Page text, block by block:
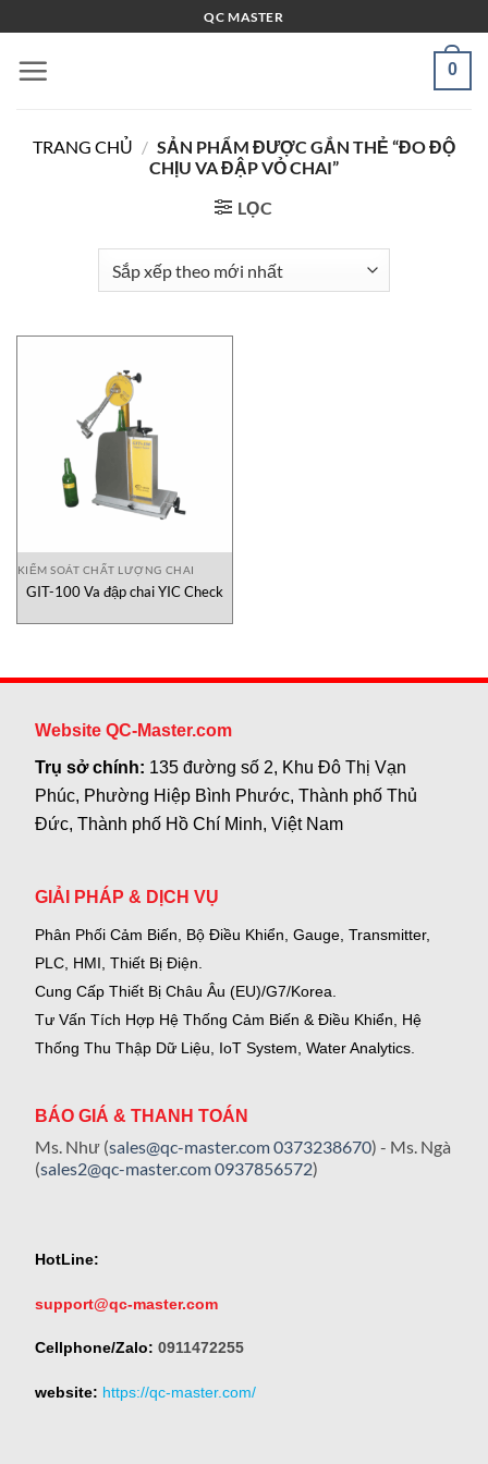
qua
nội
QC MASTER
0
TRANG CHỦ / SẢN PHẨM ĐƯỢC GẮN THẺ “ĐO ĐỘ
CHỊU VA ĐẬP VỎ CHAI”
LỌC
KIỂM SOÁT CHẤT LƯỢNG CHAI
GIT-100 Va đập chai YIC Check
Website QC-Master.com
Trụ sở chính: 135 đường số 2, Khu Đô Thị Vạn
Phúc, Phường Hiệp Bình Phước, Thành phố Thủ
Đức, Thành phố Hồ Chí Minh, Việt Nam
GIẢI PHÁP & DỊCH VỤ
Phân Phối Cảm Biến, Bộ Điều Khiển, Gauge, Transmitter,
PLC, HMI, Thiết Bị Điện.
Cung Cấp Thiết Bị Châu Âu (EU)/G7/Korea.
Tư Vấn Tích Hợp Hệ Thống Cảm Biến & Điều Khiển, Hệ
Thống Thu Thập Dữ Liệu, IoT System, Water Analytics.
BÁO GIÁ & THANH TOÁN
Ms. Như (sales@qc-master.com0373238670) - Ms. Ngà
(sales2@qc-master.com0937856572)
HotLine:
support@qc-master.com
Cellphone/Zalo: 0911472255
website: https://qc-master.com/